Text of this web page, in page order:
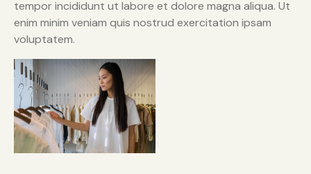
tempor incididunt ut labore et dolore magna aliqua. Ut
enim minim veniam quis nostrud exercitation ipsam
voluptatem.